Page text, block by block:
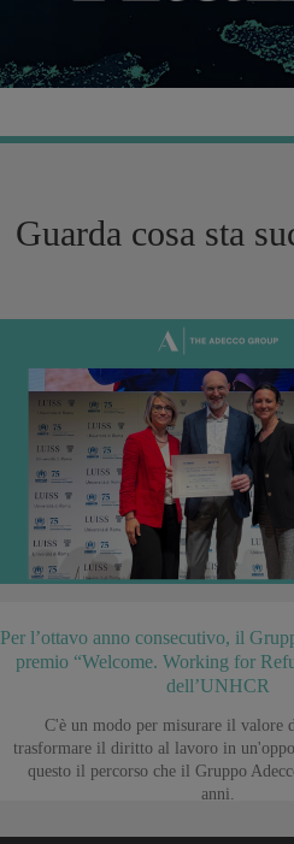
Guarda cosa sta
Per l’ottavo anno consecutivo, il
premio “Welcome. Working for
dell’UNHCR
C'è un modo per misurare il valore
trasformare il diritto al lavoro in
questo il percorso che il Gruppo
anni.